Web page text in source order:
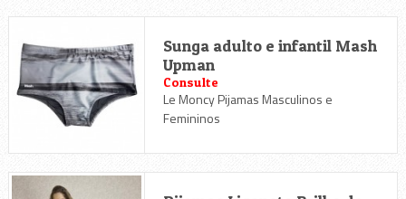
Sunga adulto e infantil Mash
Upman
Consulte
Le Moncy Pijamas Masculinos e
Femininos